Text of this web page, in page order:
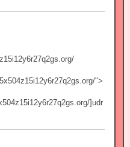
">
]udr